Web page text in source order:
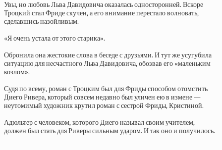
Увы, но любовь Льва Давидовича оказалась односторонней. Вскоре
Троцкий стал Фриде скучен, а его внимание перестало волновать,
сделавшись назойливым.
«Я очень устала от этого старика».
Обронила она жестокие слова в беседе с друзьями. И тут же усугубила
ситуацию для несчастного Льва Давидовича, обозвав его «маленьким
козлом».
Судя по всему, роман с Троцким был для Фриды способом отомстить
Диего Ривера, который совсем недавно был уличен ею в измене —
неутомимый художник крутил роман с сестрой Фриды, Кристиной.
Адюльтер с человеком, которого Диего называл своим учителем,
должен был стать для Риверы сильным ударом. И так оно и получилось.